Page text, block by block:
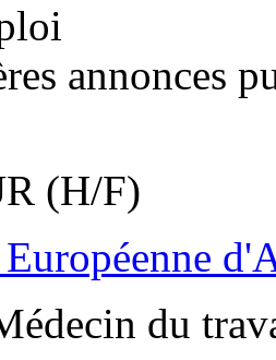
annonces
(H/F)
du